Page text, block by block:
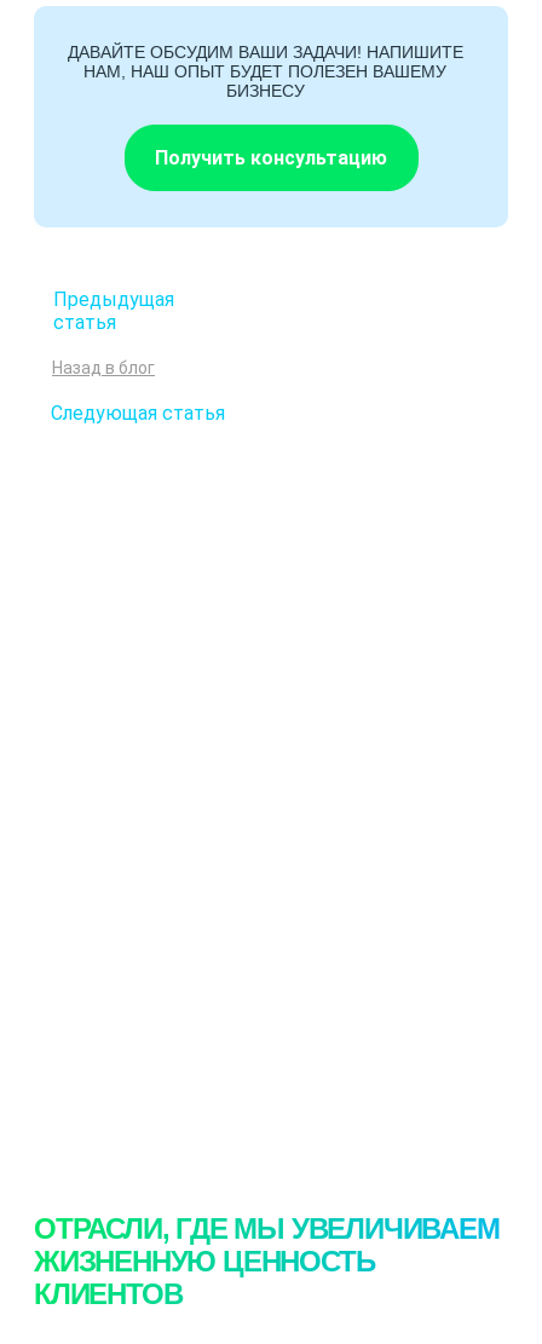
ДАВАЙТЕ ОБСУДИМ ВАШИ ЗАДАЧИ! НАПИШИТЕ
НАМ, НАШ ОПЫТ БУДЕТ ПОЛЕЗЕН ВАШЕМУ
БИЗНЕСУ
Получить консультацию
Предыдущая
статья
Назад в блог
Следующая статья
ОТРАСЛИ, ГДЕ МЫ УВЕЛИЧИВАЕМ
ЖИЗНЕННУЮ ЦЕННОСТЬ
КЛИЕНТОВ